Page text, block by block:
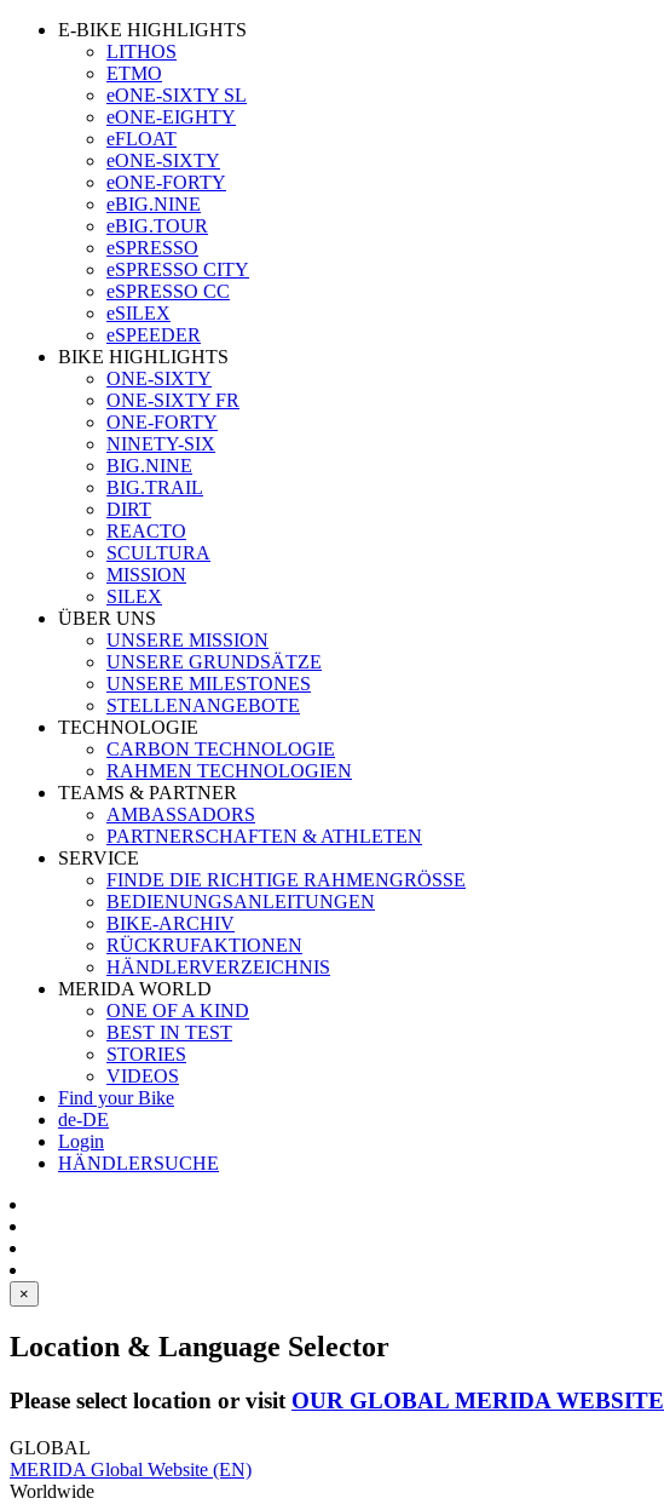
E-BIKE HIGHLIGHTS
LITHOS
ETMO
eONE-SIXTY SL
eONE-EIGHTY
eFLOAT
eONE-SIXTY
eONE-FORTY
eBIG.NINE
eBIG.TOUR
eSPRESSO
eSPRESSO CITY
eSPRESSO CC
eSILEX
eSPEEDER
BIKE HIGHLIGHTS
ONE-SIXTY
ONE-SIXTY FR
ONE-FORTY
NINETY-SIX
BIG.NINE
BIG.TRAIL
DIRT
REACTO
SCULTURA
MISSION
SILEX
ÜBER UNS
UNSERE MISSION
UNSERE GRUNDSÄTZE
UNSERE MILESTONES
STELLENANGEBOTE
TECHNOLOGIE
CARBON TECHNOLOGIE
RAHMEN TECHNOLOGIEN
TEAMS & PARTNER
AMBASSADORS
PARTNERSCHAFTEN & ATHLETEN
SERVICE
FINDE DIE RICHTIGE RAHMENGRÖSSE
BEDIENUNGSANLEITUNGEN
BIKE-ARCHIV
RÜCKRUFAKTIONEN
HÄNDLERVERZEICHNIS
MERIDA WORLD
ONE OF A KIND
BEST IN TEST
STORIES
VIDEOS
Find your Bike
de-DE
Login
HÄNDLERSUCHE
×
Location & Language Selector
Please select location or visit OUR GLOBAL MERIDA WEBSITE
GLOBAL
MERIDA Global Website (EN)
Worldwide